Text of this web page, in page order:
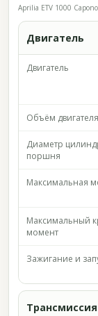
Aprilia ETV 1000
Двигатель
Двигатель
Объём двигателя
Диаметр
поршня
Максимальная
Максимальный
момент
Зажигание и
Трансмиссия